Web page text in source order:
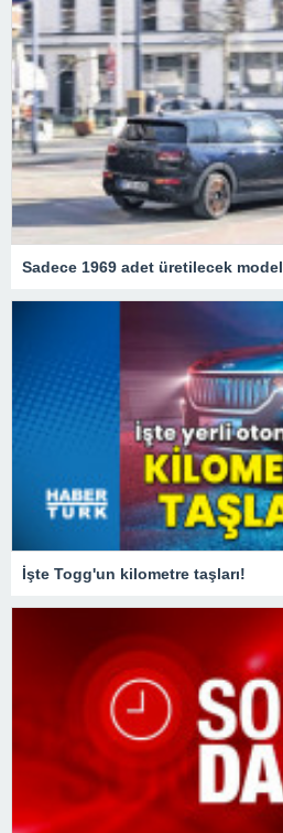
Sadece 1969 adet üretilecek model
İşte Togg'un kilometre taşları!